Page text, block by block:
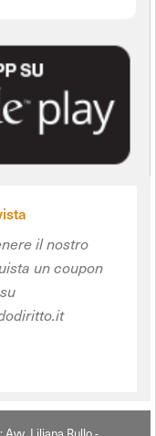
il nostro
un coupon